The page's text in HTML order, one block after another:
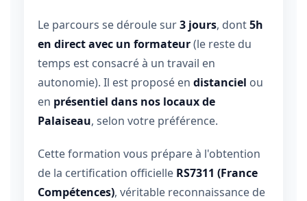
Le parcours se déroule sur3 jours, dont5h
en direct avec un formateur(le reste du
temps est consacré à un travail en
autonomie). Il est proposé en distanciel ou
en présentiel dans nos locaux de
Palaiseau, selon votre préférence.
Cette formation vous prépare à l'obtention
de la certification officielle RS7311 (France
Compétences), véritable reconnaissance de